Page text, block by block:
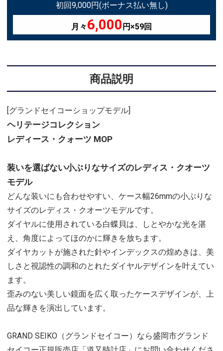
初回9,000円(ボーナス払い無し)
月々6,000 円×59回
商品説明
[グランドセイコーショップモデル]
ヘリテージコレクション
レディース・クォーツ MOP
装いを選ばない小ぶりなサイズのレディス・クオーツ
モデル
どんな装いにも合わせやすい、ケース幅26mmの小ぶりな
サイズのレディス・クオーツモデルです。
ダイヤルに使用されている白蝶貝は、しとやかな光を湛
え、角度によってほのかに輝きを放ちます。
ダイヤカットが施された針やインデックスの煌めきは、美
しさと視認性の調和のとれたダイヤルデザインを叶えてい
ます。
歪みのない美しい鏡面を広く取ったケースデザインが、上
品な輝きを演出しています。
GRAND SEIKO（グランドセイコー）なら盛岡市グランド